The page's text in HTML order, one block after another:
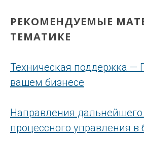
РЕКОМЕНДУЕМЫЕ
ТЕМАТИКЕ
Техническая поддержка —
вашем бизнесе
Направления дальнейшего
процессного управления в